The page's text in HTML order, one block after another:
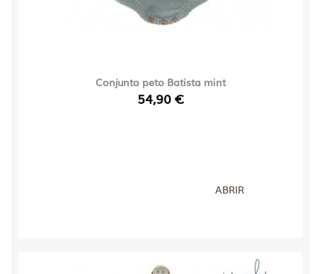
Conjunto peto Batista mint
54,90 €
ABRIR